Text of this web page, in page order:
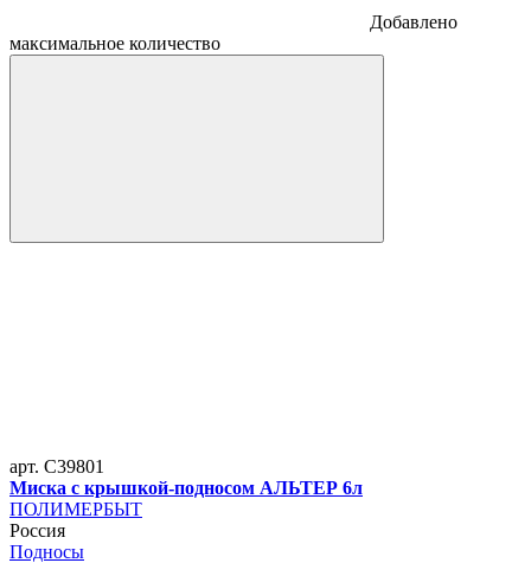
Добавлено
максимальное количество
арт. C39801
Миска с крышкой-подносом АЛЬТЕР 6л
ПОЛИМЕРБЫТ
Россия
Подносы